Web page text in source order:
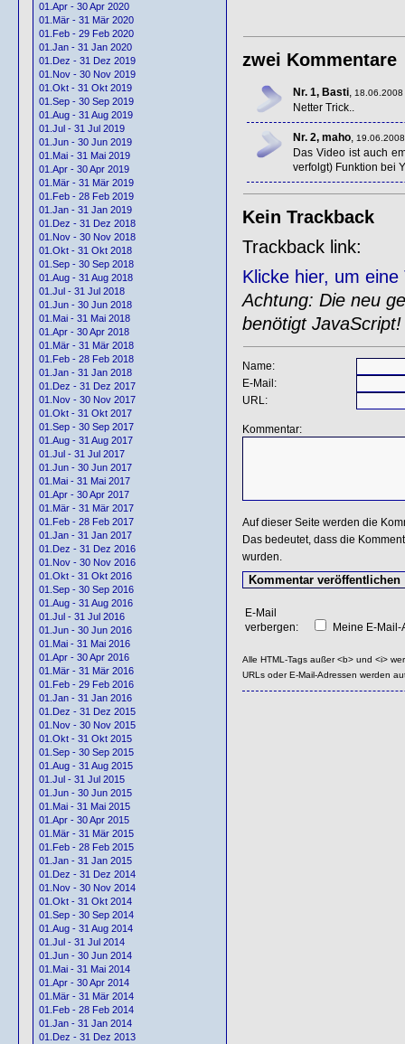
01.Apr - 30 Apr 2020
01.Mär - 31 Mär 2020
01.Feb - 29 Feb 2020
01.Jan - 31 Jan 2020
01.Dez - 31 Dez 2019
01.Nov - 30 Nov 2019
01.Okt - 31 Okt 2019
01.Sep - 30 Sep 2019
01.Aug - 31 Aug 2019
01.Jul - 31 Jul 2019
01.Jun - 30 Jun 2019
01.Mai - 31 Mai 2019
01.Apr - 30 Apr 2019
01.Mär - 31 Mär 2019
01.Feb - 28 Feb 2019
01.Jan - 31 Jan 2019
01.Dez - 31 Dez 2018
01.Nov - 30 Nov 2018
01.Okt - 31 Okt 2018
01.Sep - 30 Sep 2018
01.Aug - 31 Aug 2018
01.Jul - 31 Jul 2018
01.Jun - 30 Jun 2018
01.Mai - 31 Mai 2018
01.Apr - 30 Apr 2018
01.Mär - 31 Mär 2018
01.Feb - 28 Feb 2018
01.Jan - 31 Jan 2018
01.Dez - 31 Dez 2017
01.Nov - 30 Nov 2017
01.Okt - 31 Okt 2017
01.Sep - 30 Sep 2017
01.Aug - 31 Aug 2017
01.Jul - 31 Jul 2017
01.Jun - 30 Jun 2017
01.Mai - 31 Mai 2017
01.Apr - 30 Apr 2017
01.Mär - 31 Mär 2017
01.Feb - 28 Feb 2017
01.Jan - 31 Jan 2017
01.Dez - 31 Dez 2016
01.Nov - 30 Nov 2016
01.Okt - 31 Okt 2016
01.Sep - 30 Sep 2016
01.Aug - 31 Aug 2016
01.Jul - 31 Jul 2016
01.Jun - 30 Jun 2016
01.Mai - 31 Mai 2016
01.Apr - 30 Apr 2016
01.Mär - 31 Mär 2016
01.Feb - 29 Feb 2016
01.Jan - 31 Jan 2016
01.Dez - 31 Dez 2015
01.Nov - 30 Nov 2015
01.Okt - 31 Okt 2015
01.Sep - 30 Sep 2015
01.Aug - 31 Aug 2015
01.Jul - 31 Jul 2015
01.Jun - 30 Jun 2015
01.Mai - 31 Mai 2015
01.Apr - 30 Apr 2015
01.Mär - 31 Mär 2015
01.Feb - 28 Feb 2015
01.Jan - 31 Jan 2015
01.Dez - 31 Dez 2014
01.Nov - 30 Nov 2014
01.Okt - 31 Okt 2014
01.Sep - 30 Sep 2014
01.Aug - 31 Aug 2014
01.Jul - 31 Jul 2014
01.Jun - 30 Jun 2014
01.Mai - 31 Mai 2014
01.Apr - 30 Apr 2014
01.Mär - 31 Mär 2014
01.Feb - 28 Feb 2014
01.Jan - 31 Jan 2014
01.Dez - 31 Dez 2013
zwei Kommentare
Nr. 1, Basti, 18.06.2008
Netter Trick..
Nr. 2, maho,
Das Video ist auch
verfolgt) Funktion bei
Kein Trackback
Trackback link:
Klicke hier, um
Achtung: Die neu
benötigt JavaScript!
Name:
E-Mail:
URL:
Kommentar:
Auf dieser Seite werden die
Das bedeutet, dass die
wurden.
E-Mail
verbergen:
Meine E-
Alle HTML-Tags außer <b> und <i>
URLs oder E-Mail-Adressen werden